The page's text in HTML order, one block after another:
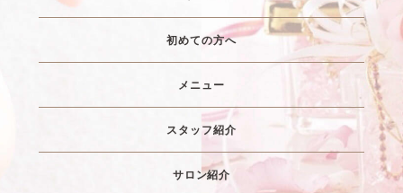
初めての方へ
メニュー
スタッフ紹介
サロン紹介